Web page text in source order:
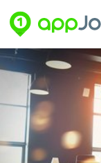
Aller au contenu